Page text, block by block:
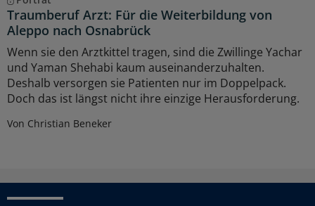
Traumberuf Arzt: Für die Weiterbildung von
Aleppo nach Osnabrück
Wenn sie den Arztkittel tragen, sind die Zwillinge Yachar
und Yaman Shehabi kaum auseinanderzuhalten.
Deshalb versorgen sie Patienten nur im Doppelpack.
Doch das ist längst nicht ihre einzige Herausforderung.
Von Christian Beneker